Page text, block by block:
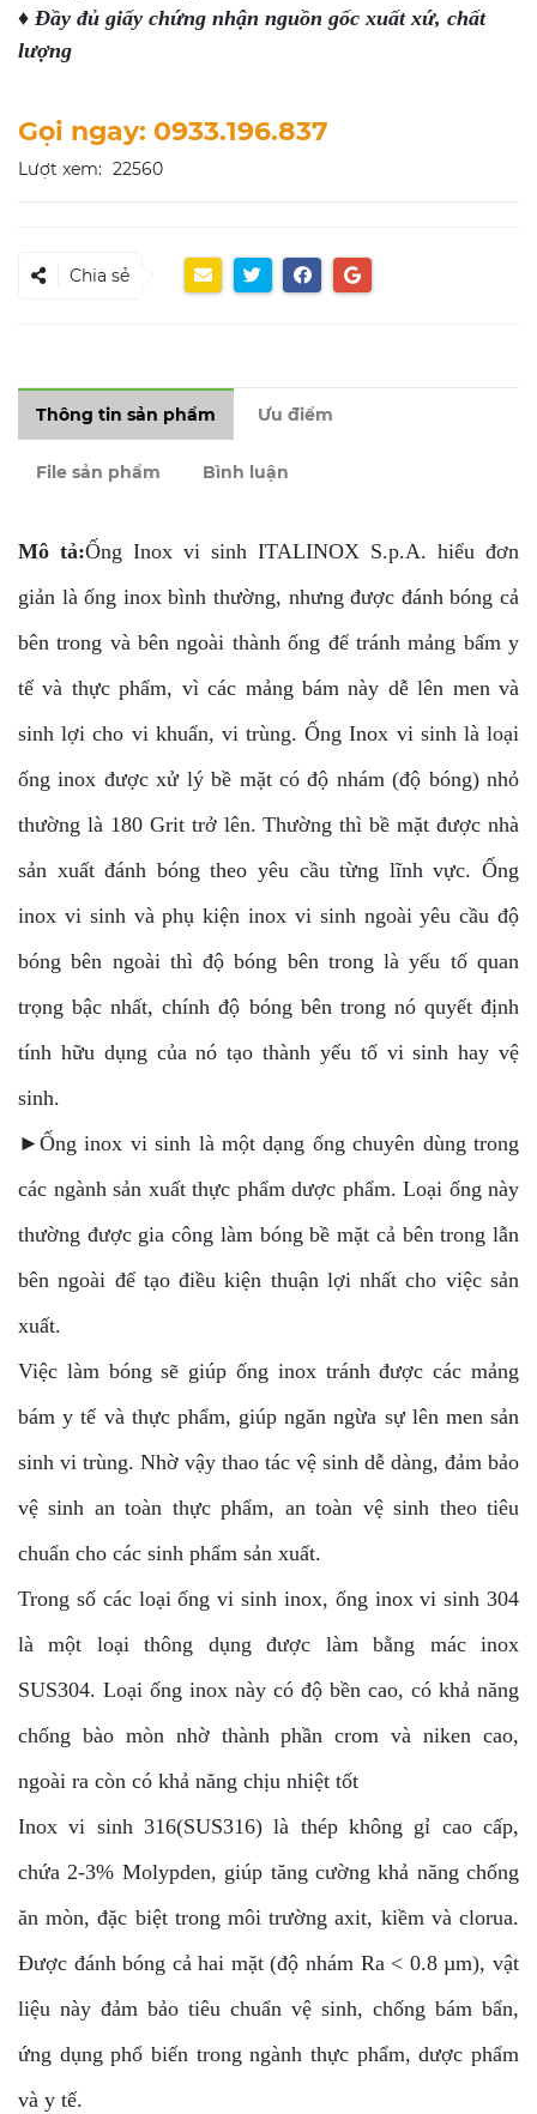
♦ Đầy đủ giấy chứng nhận nguồn gốc xuất xứ, chất
lượng
Gọi ngay: 0933.196.837
Lượt xem: 22560
Chia sẻ
Thông tin sản phẩm Ưu điểm
File sản phẩm Bình luận
Mô tả:Ống Inox vi sinh ITALINOX S.p.A. hiểu đơn
giản là ống inox bình thường, nhưng được đánh bóng cả
bên trong và bên ngoài thành ống để tránh mảng bấm y
tế và thực phẩm, vì các mảng bám này dễ lên men và
sinh lợi cho vi khuẩn, vi trùng. Ống Inox vi sinh là loại
ống inox được xử lý bề mặt có độ nhám (độ bóng) nhỏ
thường là 180 Grit trở lên. Thường thì bề mặt được nhà
sản xuất đánh bóng theo yêu cầu từng lĩnh vực. Ống
inox vi sinh và phụ kiện inox vi sinh ngoài yêu cầu độ
bóng bên ngoài thì độ bóng bên trong là yếu tố quan
trọng bậc nhất, chính độ bóng bên trong nó quyết định
tính hữu dụng của nó tạo thành yếu tố vi sinh hay vệ
sinh.
►Ống inox vi sinh là một dạng ống chuyên dùng trong
các ngành sản xuất thực phẩm dược phẩm. Loại ống này
thường được gia công làm bóng bề mặt cả bên trong lẫn
bên ngoài để tạo điều kiện thuận lợi nhất cho việc sản
xuất.
Việc làm bóng sẽ giúp ống inox tránh được các mảng
bám y tế và thực phẩm, giúp ngăn ngừa sự lên men sản
sinh vi trùng. Nhờ vậy thao tác vệ sinh dễ dàng, đảm bảo
vệ sinh an toàn thực phẩm, an toàn vệ sinh theo tiêu
chuẩn cho các sinh phẩm sản xuất.
Trong số các loại ống vi sinh inox, ống inox vi sinh 304
là một loại thông dụng được làm bằng mác inox
SUS304. Loại ống inox này có độ bền cao, có khả năng
chống bào mòn nhờ thành phần crom và niken cao,
ngoài ra còn có khả năng chịu nhiệt tốt
Inox vi sinh 316(SUS316) là thép không gỉ cao cấp,
chứa 2-3% Molypden, giúp tăng cường khả năng chống
ăn mòn, đặc biệt trong môi trường axit, kiềm và clorua.
Được đánh bóng cả hai mặt (độ nhám Ra < 0.8 µm), vật
liệu này đảm bảo tiêu chuẩn vệ sinh, chống bám bẩn,
ứng dụng phổ biến trong ngành thực phẩm, dược phẩm
và y tế.